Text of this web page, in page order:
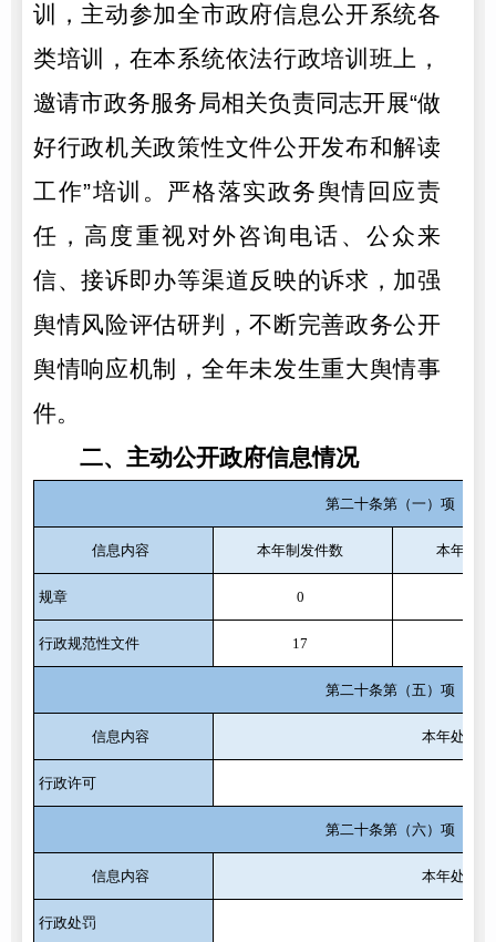
训，主动参加全市政府信息公开系统各
类培训，在本系统依法行政培训班上，
邀请市政务服务局相关负责同志开展“做
好行政机关政策性文件公开发布和解读
工作”培训。严格落实政务舆情回应责
任，高度重视对外咨询电话、公众来
信、接诉即办等渠道反映的诉求，加强
舆情风险评估研判，不断完善政务公开
舆情响应机制，全年未发生重大舆情事
件。
二、主动公开政府信息情况
第二十条第（一）项
信息内容 本年制发件数 本年废
规章 0
行政规范性文件 17
第二十条第（五）项
信息内容 本年处理
行政许可
第二十条第（六）项
信息内容 本年处理
行政处罚